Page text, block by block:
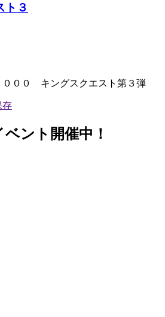
ト３
０００ キングスクエスト第３弾
ント開催中！